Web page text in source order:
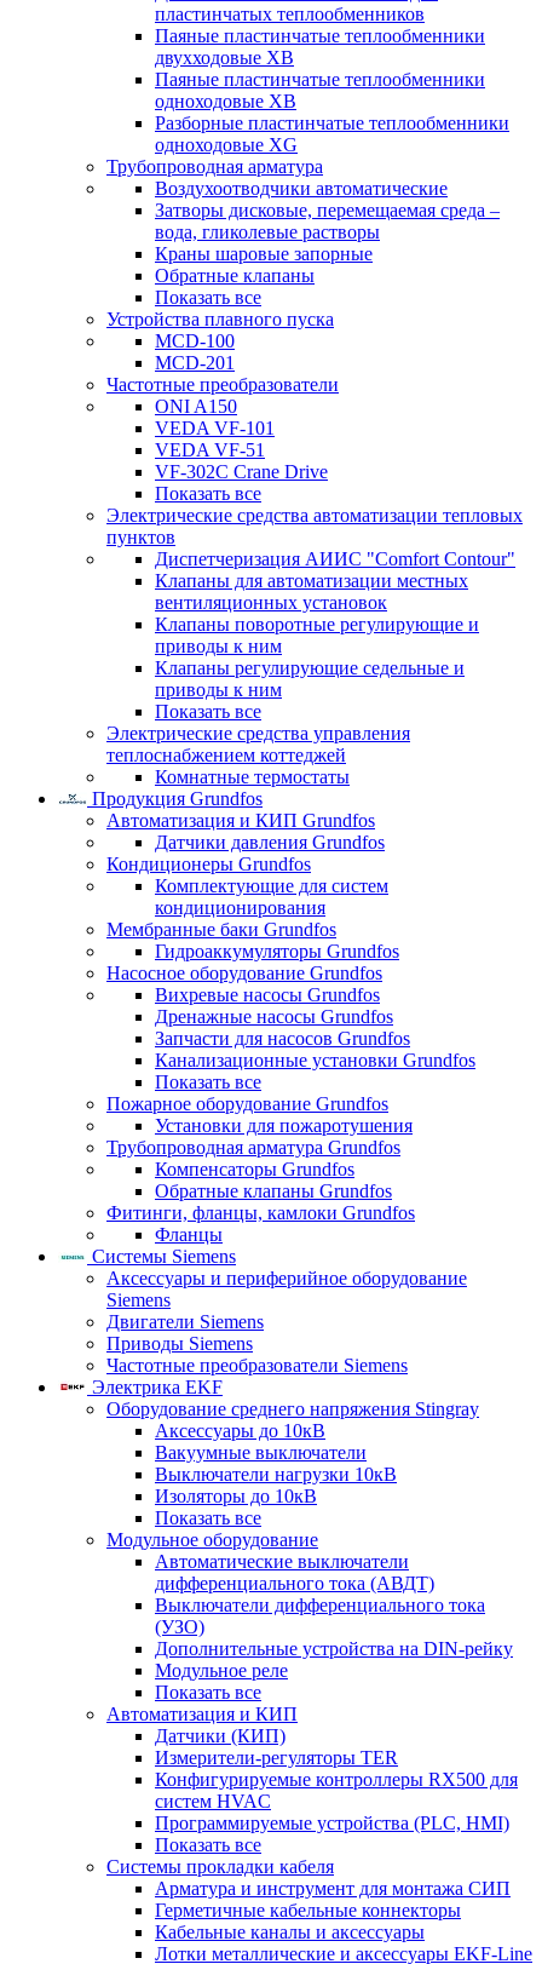
пластинчатых теплообменников
Паяные пластинчатые теплообменники
двухходовые XB
Паяные пластинчатые теплообменники
одноходовые ХВ
Разборные пластинчатые теплообменники
одноходовые ХG
Трубопроводная арматура
Воздухоотводчики автоматические
Затворы дисковые, перемещаемая среда –
вода, гликолевые растворы
Краны шаровые запорные
Обратные клапаны
Показать все
Устройства плавного пуска
MCD-100
MCD-201
Частотные преобразователи
ONI A150
VEDA VF-101
VEDA VF-51
VF-302C Crane Drive
Показать все
Электрические средства автоматизации тепловых
пунктов
Диспетчеризация АИИС "Comfort Contour"
Клапаны для автоматизации местных
вентиляционных установок
Клапаны поворотные регулирующие и
приводы к ним
Клапаны регулирующие седельные и
приводы к ним
Показать все
Электрические средства управления
теплоснабжением коттеджей
Комнатные термостаты
Продукция Grundfos
Автоматизация и КИП Grundfos
Датчики давления Grundfos
Кондиционеры Grundfos
Комплектующие для систем
кондиционирования
Мембранные баки Grundfos
Гидроаккумуляторы Grundfos
Насосное оборудование Grundfos
Вихревые насосы Grundfos
Дренажные насосы Grundfos
Запчасти для насосов Grundfos
Канализационные установки Grundfos
Показать все
Пожарное оборудование Grundfos
Установки для пожаротушения
Трубопроводная арматура Grundfos
Компенсаторы Grundfos
Обратные клапаны Grundfos
Фитинги, фланцы, камлоки Grundfos
Фланцы
Системы Siemens
Аксессуары и периферийное оборудование
Siemens
Двигатели Siemens
Приводы Siemens
Частотные преобразователи Siemens
Электрика EKF
Оборудование среднего напряжения Stingray
Аксессуары до 10кВ
Вакуумные выключатели
Выключатели нагрузки 10кВ
Изоляторы до 10кВ
Показать все
Модульное оборудование
Автоматические выключатели
дифференциального тока (АВДТ)
Выключатели дифференциального тока
(УЗО)
Дополнительные устройства на DIN-рейку
Модульное реле
Показать все
Автоматизация и КИП
Датчики (КИП)
Измерители-регуляторы TER
Конфигурируемые контроллеры RX500 для
систем HVAC
Программируемые устройства (PLC, HMI)
Показать все
Системы прокладки кабеля
Арматура и инструмент для монтажа СИП
Герметичные кабельные коннекторы
Кабельные каналы и аксессуары
Лотки металлические и аксессуары EKF-Line